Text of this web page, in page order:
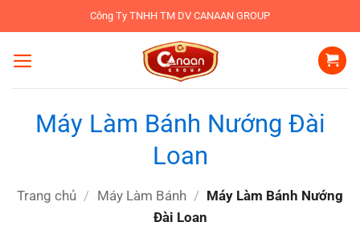
qua
nội
Công Ty TNHH TM DV CANAAN GROUP
Máy Làm Bánh Nướng Đài
Loan
Trang chủ / Máy Làm Bánh / Máy Làm Bánh Nướng
Đài Loan